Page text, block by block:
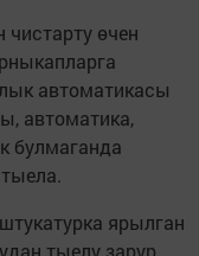
өчен
автоматикасы
автоматика,
булмаганда
ярылган